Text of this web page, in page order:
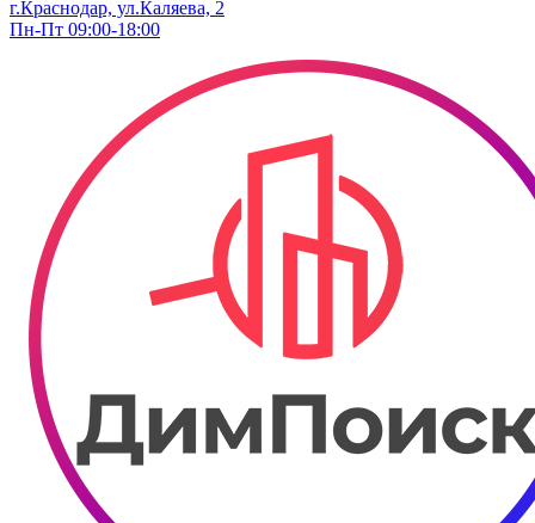
г.Краснодар, ул.Каляева, 2
Пн-Пт 09:00-18:00